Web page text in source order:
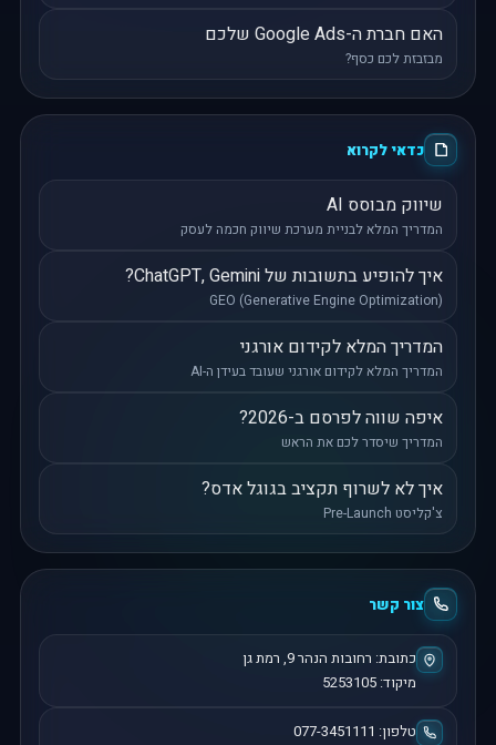
האם חברת ה-Google Ads שלכם
מבזבזת לכם כסף?
כדאי לקרוא
שיווק מבוסס AI
המדריך המלא לבניית מערכת שיווק חכמה לעסק
איך להופיע בתשובות של ChatGPT, Gemini?
GEO (Generative Engine Optimization)
המדריך המלא לקידום אורגני
המדריך המלא לקידום אורגני שעובד בעידן ה-AI
איפה שווה לפרסם ב-2026?
המדריך שיסדר לכם את הראש
איך לא לשרוף תקציב בגוגל אדס?
צ'קליסט Pre-Launch
צור קשר
כתובת: רחובות הנהר 9 , רמת גן
מיקוד: 5253105
טלפון: 077-3451111